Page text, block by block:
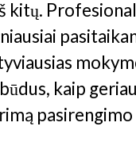
kitų.
kaip
pasirengimo